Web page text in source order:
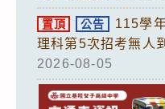
置頂 公告
115學
理科第5次招考無人
2026-08-05